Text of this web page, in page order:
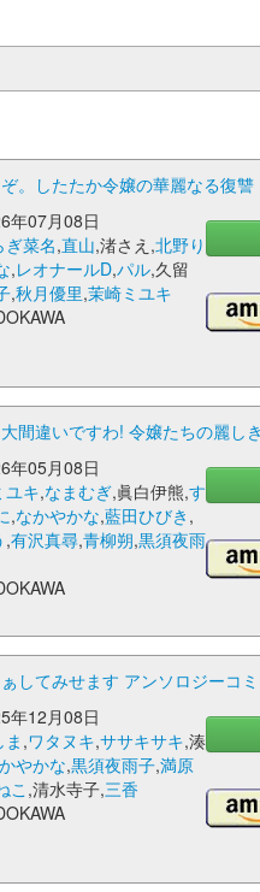
。したたか令嬢の華麗なる復
年07月08日
ぎ菜名,直山,渚さえ,北野り
,レオナールD,パル,久留
,秋月優里,茉崎ミユキ
間違いですわ! 令嬢たちの麗
年05月08日
ユキ,なまむぎ,眞白伊熊,す
,なかやかな,藍田ひびき ,
,有沢真尋,青柳朔,黒須夜雨
してみせます アンソロジーコ
年12月08日
,ワタヌキ,ササキサキ,湊
やかな,黒須夜雨子,満原
こ ,清水寺子,三香